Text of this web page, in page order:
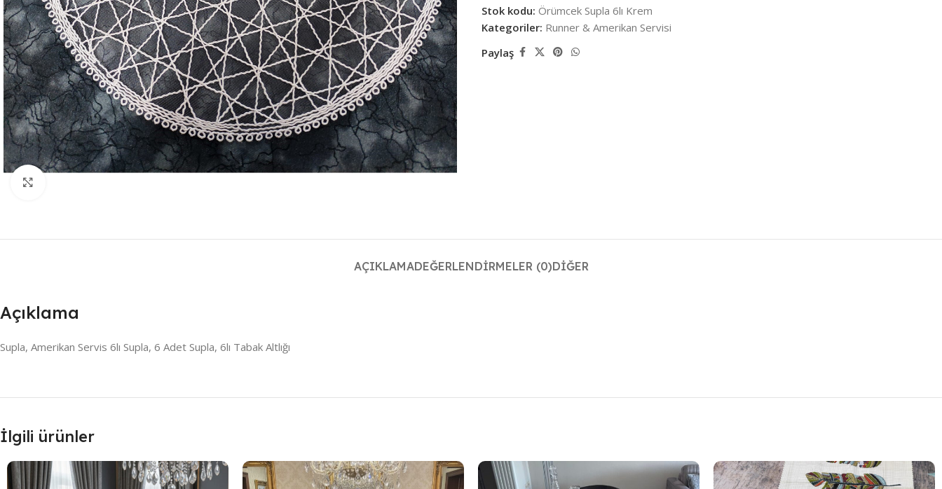
Stok kodu: Örümcek Supla 6lı Krem
Kategoriler: Runner & Amerikan Servisi
Paylaş
AÇIKLAMADEĞERLENDIRMELER (0)DIĞER
Açıklama
Supla, Amerikan Servis 6lı Supla, 6 Adet Supla, 6lı Tabak Altlığı
İlgili ürünler